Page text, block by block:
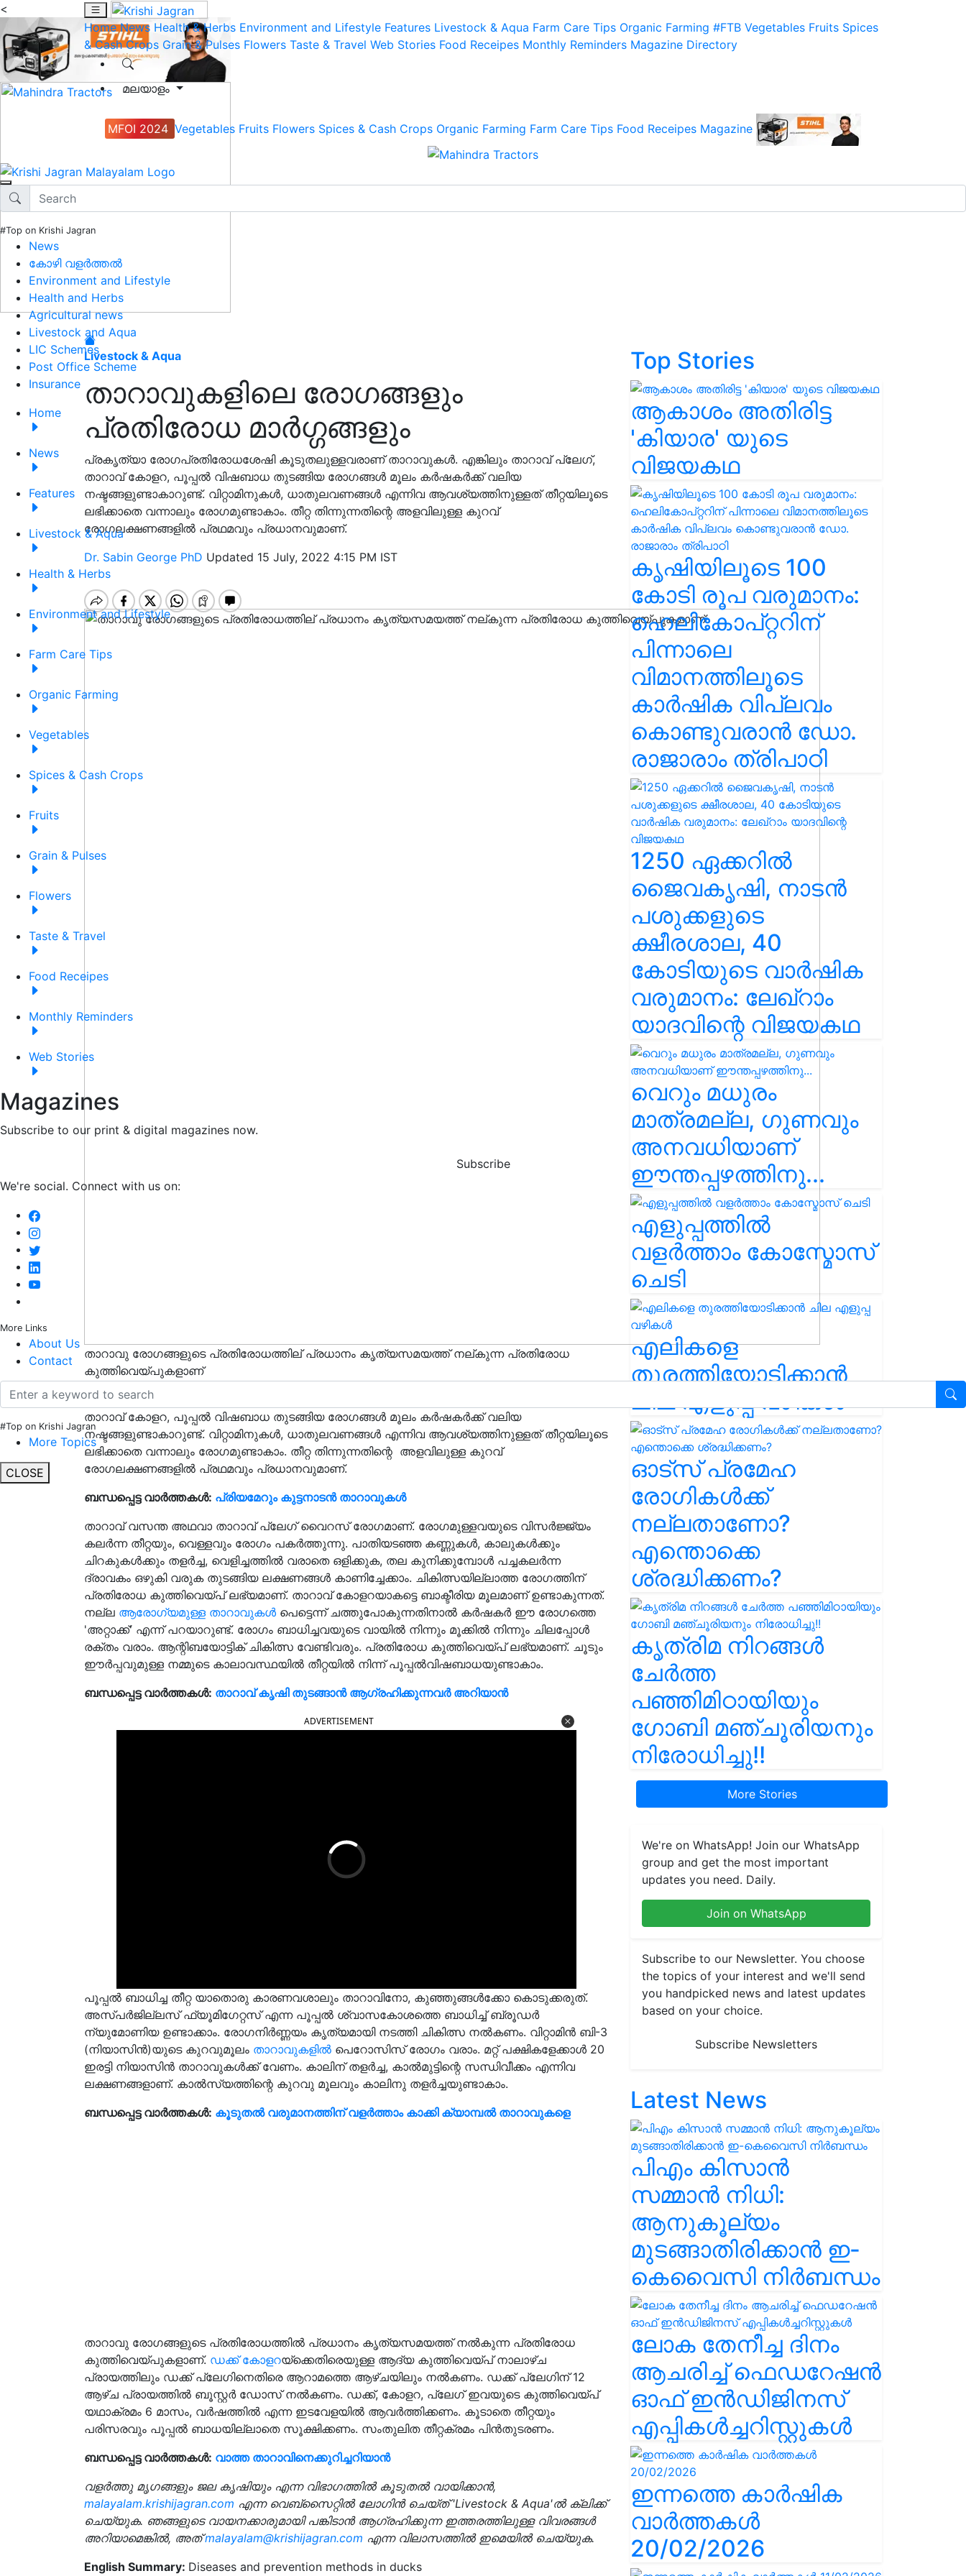
<
Home News Health & Herbs Environment and Lifestyle Features Livestock & Aqua Farm Care Tips Organic Farming #FTB Vegetables Fruits Spices
& Cash Crops Grain & Pulses Flowers Taste & Travel Web Stories Food Receipes Monthly Reminders Magazine Directory
മലയാളം
MFOI 2024 Vegetables Fruits Flowers Spices & Cash Crops Organic Farming Farm Care Tips Food Receipes Magazine
#Top on Krishi Jagran
News
കോഴി വളർത്തൽ
Environment and Lifestyle
Health and Herbs
Agricultural news
Livestock and Aqua
LIC Schemes
Post Office Scheme
Insurance
Home
News
Features
Livestock & Aqua
Health & Herbs
Environment and Lifestyle
Farm Care Tips
Organic Farming
Vegetables
Spices & Cash Crops
Fruits
Grain & Pulses
Flowers
Taste & Travel
Food Receipes
Monthly Reminders
Web Stories
Magazines
Subscribe to our print & digital magazines now.
Subscribe
We're social. Connect with us on:
More Links
About Us
Contact
#Top on Krishi Jagran
More Topics
CLOSE
Livestock & Aqua
താറാവുകളിലെ രോഗങ്ങളും
പ്രതിരോധ മാർഗ്ഗങ്ങളും
പ്രകൃത്യാ രോഗപ്രതിരോധശേഷി കൂടുതലുള്ളവരാണ് താറാവുകൾ. എങ്കിലും താറാവ് പ്ലേഗ്,
താറാവ് കോളറ, പൂപ്പൽ വിഷബാധ തുടങ്ങിയ രോഗങ്ങൾ മൂലം കർഷകർക്ക് വലിയ
നഷ്ടങ്ങളുണ്ടാകാറുണ്ട്. വിറ്റാമിനുകൾ, ധാതുലവണങ്ങൾ എന്നിവ ആവശ്യത്തിനുള്ളത് തീറ്റയിലൂടെ
ലഭിക്കാതെ വന്നാലും രോഗമുണ്ടാകാം. തീറ്റ തിന്നുന്നതിന്റെ അളവിലുള്ള കുറവ്
രോഗലക്ഷണങ്ങളിൽ പ്രഥമവും പ്രധാനവുമാണ്.
Dr. Sabin George PhD Updated 15 July, 2022 4:15 PM IST
താറാവു രോഗങ്ങളുടെ പ്രതിരോധത്തില് പ്രധാനം കൃത്യസമയത്ത് നല്കുന്ന പ്രതിരോധ
കുത്തിവെയ്പുകളാണ്
പ്രകൃത്യാ രോഗപ്രതിരോധശേഷി കൂടുതലുള്ളവരാണ്
താറാവ് കോളറ, പൂപ്പല്‍ വിഷബാധ തുടങ്ങിയ രോഗങ്ങള്‍ മൂലം കര്‍ഷകര്‍ക്ക് വലിയ
നഷ്ടങ്ങളുണ്ടാകാറുണ്ട്. വിറ്റാമിനുകള്‍, ധാതുലവണങ്ങള്‍ എന്നിവ ആവശ്യത്തിനുള്ളത് തീറ്റയിലൂടെ
ലഭിക്കാതെ വന്നാലും രോഗമുണ്ടാകാം. തീറ്റ തിന്നുന്നതിന്റെ അളവിലുള്ള കുറവ്
രോഗലക്ഷണങ്ങളില്‍ പ്രഥമവും പ്രധാനവുമാണ്.
ബന്ധപ്പെട്ട വാർത്തകൾ: പ്രിയമേറും കുട്ടനാടൻ താറാവുകൾ
താറാവ് വസന്ത അഥവാ താറാവ് പ്ലേഗ് വൈറസ് രോഗമാണ്. രോഗമുള്ളവയുടെ വിസര്‍ജ്ജ്യം
കലര്‍ന്ന തീറ്റയും, വെള്ളവും രോഗം പകര്‍ത്തുന്നു. പാതിയടഞ്ഞ കണ്ണുകള്‍, കാലുകള്‍ക്കും
ചിറകുകള്‍ക്കും തളര്‍ച്ച, വെളിച്ചത്തില്‍ വരാതെ ഒളിക്കുക, തല കുനിക്കുമ്പോള്‍ പച്ചകലര്‍ന്ന
ദ്രാവകം ഒഴുകി വരുക തുടങ്ങിയ ലക്ഷണങ്ങള്‍ കാണിച്ചേക്കാം. ചികിത്സയില്ലാത്ത രോഗത്തിന്
പ്രതിരോധ കുത്തിവെയ്പ് ലഭ്യമാണ്. താറാവ് കോളറയാകട്ടെ ബാക്ടീരിയ മൂലമാണ് ഉണ്ടാകുന്നത്.
നല്ല ആരോഗ്യമുള്ള താറാവുകള്‍ പെട്ടെന്ന് ചത്തുപോകുന്നതിനാല്‍ കര്‍ഷകര്‍ ഈ രോഗത്തെ
'അറ്റാക്ക്' എന്ന് പറയാറുണ്ട്. രോഗം ബാധിച്ചവയുടെ വായില്‍ നിന്നും മൂക്കില്‍ നിന്നും ചിലപ്പോള്‍
രക്തം വരാം. ആന്റിബയോട്ടിക് ചികിത്സ വേണ്ടിവരും. പ്രതിരോധ കുത്തിവെയ്പ് ലഭ്യമാണ്. ചൂടും
ഈര്‍പ്പവുമുള്ള നമ്മുടെ കാലാവസ്ഥയില്‍ തീറ്റയില്‍ നിന്ന് പൂപ്പല്‍വിഷബാധയുണ്ടാകാം.
ബന്ധപ്പെട്ട വാർത്തകൾ: താറാവ് കൃഷി തുടങ്ങാൻ ആഗ്രഹിക്കുന്നവർ അറിയാൻ
ADVERTISEMENT
പൂപ്പല്‍ ബാധിച്ച തീറ്റ യാതൊരു കാരണവശാലും താറാവിനോ, കുഞ്ഞുങ്ങള്‍ക്കോ കൊടുക്കരുത്.
അസ്പര്‍ജില്ലസ് ഫ്യൂമിഗേറ്റസ് എന്ന പൂപ്പല്‍ ശ്വാസകോശത്തെ ബാധിച്ച് ബ്രൂഡര്‍
ന്യുമോണിയ ഉണ്ടാക്കാം. രോഗനിര്‍ണ്ണയം കൃത്യമായി നടത്തി ചികിത്സ നല്‍കണം. വിറ്റാമിന്‍ ബി-3
(നിയാസിന്‍)യുടെ കുറവുമൂലം താറാവുകളില്‍ പെറോസിസ് രോഗം വരാം. മറ്റ് പക്ഷികളേക്കാള്‍ 20
ഇരട്ടി നിയാസിന്‍ താറാവുകള്‍ക്ക് വേണം. കാലിന് തളര്‍ച്ച, കാല്‍മുട്ടിന്റെ സന്ധിവീക്കം എന്നിവ
ലക്ഷണങ്ങളാണ്. കാല്‍സ്യത്തിന്റെ കുറവു മൂലവും കാലിനു തളര്‍ച്ചയുണ്ടാകാം.
ബന്ധപ്പെട്ട വാർത്തകൾ: കൂടുതല്‍ വരുമാനത്തിന് വളര്‍ത്താം കാക്കി ക്യാമ്പല്‍ താറാവുകളെ
താറാവു രോഗങ്ങളുടെ പ്രതിരോധത്തില്‍ പ്രധാനം കൃത്യസമയത്ത് നല്‍കുന്ന പ്രതിരോധ
കുത്തിവെയ്പുകളാണ്. ഡക്ക് കോളറയ്‌ക്കെതിരെയുള്ള ആദ്യ കുത്തിവെയ്പ് നാലാഴ്ച
പ്രായത്തിലും ഡക്ക് പ്ലേഗിനെതിരെ ആറാമത്തെ ആഴ്ചയിലും നല്‍കണം. ഡക്ക് പ്ലേഗിന് 12
ആഴ്ച പ്രായത്തില്‍ ബൂസ്റ്റര്‍ ഡോസ് നല്‍കണം. ഡക്ക്, കോളറ, പ്ലേഗ് ഇവയുടെ കുത്തിവെയ്പ്
യഥാക്രമം 6 മാസം, വര്‍ഷത്തില്‍ എന്ന ഇടവേളയില്‍ ആവര്‍ത്തിക്കണം. കൂടാതെ തീറ്റയും
പരിസരവും പൂപ്പല്‍ ബാധയില്ലാതെ സൂക്ഷിക്കണം. സംതുലിത തീറ്റക്രമം പിന്‍തുടരണം.
ബന്ധപ്പെട്ട വാർത്തകൾ: വാത്ത താറാവിനെക്കുറിച്ചറിയാൻ
വളർത്തു മൃഗങ്ങളും ജല കൃഷിയും എന്ന വിഭാഗത്തിൽ കൂടുതൽ വായിക്കാൻ,
malayalam.krishijagran.com എന്ന വെബ്‌സൈറ്റിൽ ലോഗിൻ ചെയ്‌ത് 'Livestock & Aqua'ൽ ക്ലിക്ക്
ചെയ്യുക. ഞങ്ങളുടെ വായനക്കാരുമായി പങ്കിടാൻ ആഗ്രഹിക്കുന്ന ഇത്തരത്തിലുള്ള വിവരങ്ങൾ
അറിയാമെങ്കിൽ, അത്malayalam@krishijagran.com എന്ന വിലാസത്തിൽ ഇമെയിൽ ചെയ്യുക.
English Summary: Diseases and prevention methods in ducks
Top Stories
ആകാശം അതിരിട്ട
'കിയാര' യുടെ
വിജയകഥ
കൃഷിയിലൂടെ 100
കോടി രൂപ വരുമാനം:
ഹെലികോപ്റ്ററിന്
പിന്നാലെ
വിമാനത്തിലൂടെ
കാർഷിക വിപ്ലവം
കൊണ്ടുവരാൻ ഡോ.
രാജാരാം ത്രിപാഠി
1250 ഏക്കറിൽ
ജൈവകൃഷി, നാടൻ
പശുക്കളുടെ
ക്ഷീരശാല, 40
കോടിയുടെ വാർഷിക
വരുമാനം: ലേഖ്‌റാം
യാദവിന്റെ വിജയകഥ
വെറും മധുരം
മാത്രമല്ല, ഗുണവും
അനവധിയാണ്
ഈന്തപ്പഴത്തിനു...
എളുപ്പത്തിൽ
വളർത്താം കോസ്മോസ്
ചെടി
എലികളെ
തുരത്തിയോടിക്കാൻ
ചില എളുപ്പ വഴികൾ
ഓട്സ് പ്രമേഹ
രോഗികൾക്ക്
നല്ലതാണോ?
എന്തൊക്കെ
ശ്രദ്ധിക്കണം?
കൃത്രിമ നിറങ്ങൾ
ചേർത്ത
പഞ്ഞിമിഠായിയും
ഗോബി മഞ്ചൂരിയനും
നിരോധിച്ചു!!
More Stories
We're on WhatsApp! Join our WhatsApp
group and get the most important
updates you need. Daily.
Join on WhatsApp
Subscribe to our Newsletter. You choose
the topics of your interest and we'll send
you handpicked news and latest updates
based on your choice.
Subscribe Newsletters
Latest News
പിഎം കിസാൻ
സമ്മാൻ നിധി:
ആനുകൂല്യം
മുടങ്ങാതിരിക്കാൻ ഇ-
കെവൈസി നിർബന്ധം
ലോക തേനീച്ച ദിനം
ആചരിച്ച് ഫെഡറേഷൻ
ഓഫ് ഇൻഡിജിനസ്
എപ്പികൾച്ചറിസ്റ്റുകൾ
ഇന്നത്തെ കാർഷിക
വാർത്തകൾ
20/02/2026